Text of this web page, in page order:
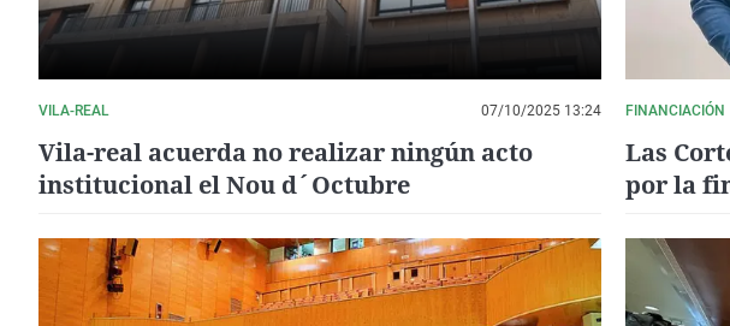
VILA-REAL 07/10/2025 13:24
Vila-real acuerda no realizar ningún acto
institucional el Nou d´Octubre
FINANCIACIÓN
Las
por la